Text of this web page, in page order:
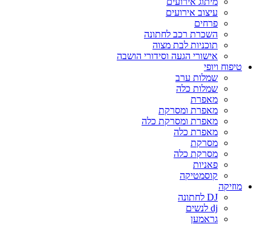
עיצוב אירועים
פרחים
השכרת רכב לחתונה
תוכניות לבת מצוה
אישורי הגעה וסידורי הושבה
טיפוח ויופי
שמלות ערב
שמלות כלה
מאפרת
מאפרת ומסרקת
מאפרת ומסרקת כלה
מאפרת כלה
מסרקת
מסרקת כלה
פאניות
קוסמטיקה
מוזיקה
DJ לחתונה
dj לנשים
גראמען